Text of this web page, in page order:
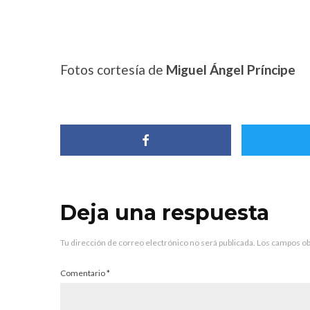
Fotos cortesía de Miguel Ángel Príncipe
Deja una respuesta
Tu dirección de correo electrónico no será publicada. Los campos
Comentario*